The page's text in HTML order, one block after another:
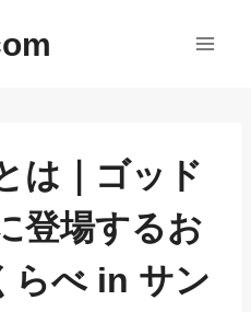
は｜ゴッド
登場するお
らべ in サン